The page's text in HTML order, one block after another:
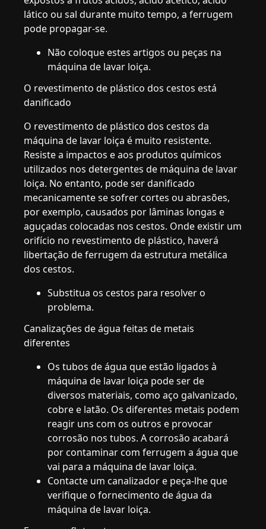
lático ou sal durante muito tempo, a ferrugem
pode propagar-se.
Não coloque estes artigos ou peças na
máquina de lavar loiça.
O revestimento de plástico dos cestos está
danificado
O revestimento de plástico dos cestos da
máquina de lavar loiça é muito resistente.
Resiste a impactos e aos produtos químicos
utilizados nos detergentes de máquina de lavar
loiça. No entanto, pode ser danificado
mecanicamente se sofrer cortes ou abrasões,
por exemplo, causados por lâminas longas e
aguçadas colocadas nos cestos. Onde existir um
orifício no revestimento de plástico, haverá
libertação de ferrugem da estrutura metálica
dos cestos.
Substitua os cestos para resolver o
problema.
Canalizações de água feitas de metais
diferentes
Os tubos de água que estão ligados à
máquina de lavar loiça pode ser de
diversos materiais, como aço galvanizado,
cobre e latão. Os diferentes metais podem
reagir uns com os outros e provocar
corrosão nos tubos. A corrosão acabará
por contaminar com ferrugem a água que
vai para a máquina de lavar loiça.
Contacte um canalizador e peça-lhe que
verifique o fornecimento de água da
máquina de lavar loiça.